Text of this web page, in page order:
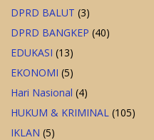
DPRD BALUT (3)
DPRD BANGKEP (40)
EDUKASI (13)
EKONOMI (5)
Hari Nasional (4)
HUKUM & KRIMINAL (105)
IKLAN (5)